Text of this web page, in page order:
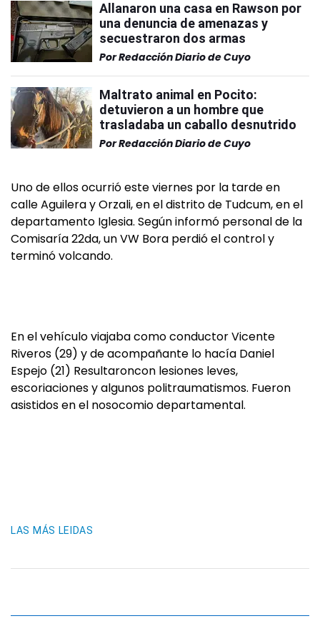
Allanaron una casa en Rawson por
una denuncia de amenazas y
secuestraron dos armas
PorRedacción Diario de Cuyo
Maltrato animal en Pocito:
detuvieron a un hombre que
trasladaba un caballo desnutrido
PorRedacción Diario de Cuyo
Uno de ellos ocurrió este viernes por la tarde en
calle Aguilera y Orzali, en el distrito de Tudcum, en el
departamento Iglesia. Según informó personal de la
Comisaría 22da, un VW Bora perdió el control y
terminó volcando.
En el vehículo viajaba como conductor Vicente
Riveros (29) y de acompañante lo hacía Daniel
Espejo (21) Resultaroncon lesiones leves,
escoriaciones y algunos politraumatismos. Fueron
asistidos en el nosocomio departamental.
LAS MÁS LEIDAS